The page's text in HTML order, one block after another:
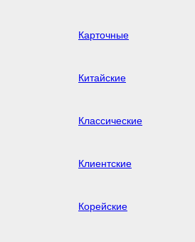
Карточные
Китайские
Классические
Клиентские
Корейские